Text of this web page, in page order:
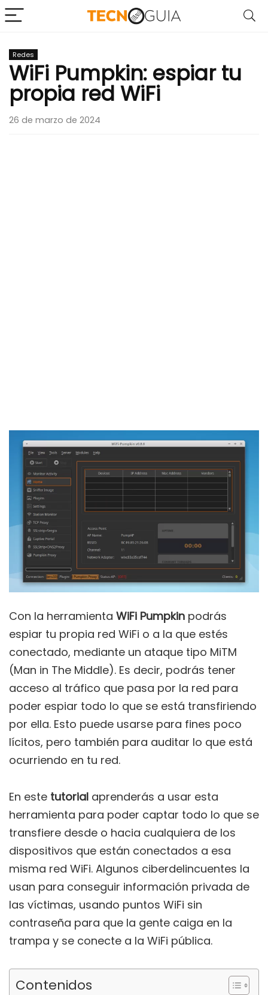
Redes
WiFi Pumpkin: espiar tu
propia red WiFi
26 de marzo de 2024
Con la herramienta WiFi Pumpkin podrás
espiar tu propia red WiFi o a la que estés
conectado, mediante un ataque tipo MiTM
(Man in The Middle). Es decir, podrás tener
acceso al tráfico que pasa por la red para
poder espiar todo lo que se está transfiriendo
por ella. Esto puede usarse para fines poco
lícitos, pero también para auditar lo que está
ocurriendo en tu red.
En este tutorial aprenderás a usar esta
herramienta para poder captar todo lo que se
transfiere desde o hacia cualquiera de los
dispositivos que están conectados a esa
misma red WiFi. Algunos ciberdelincuentes la
usan para conseguir información privada de
las víctimas, usando puntos WiFi sin
contraseña para que la gente caiga en la
trampa y se conecte a la WiFi pública.
Contenidos